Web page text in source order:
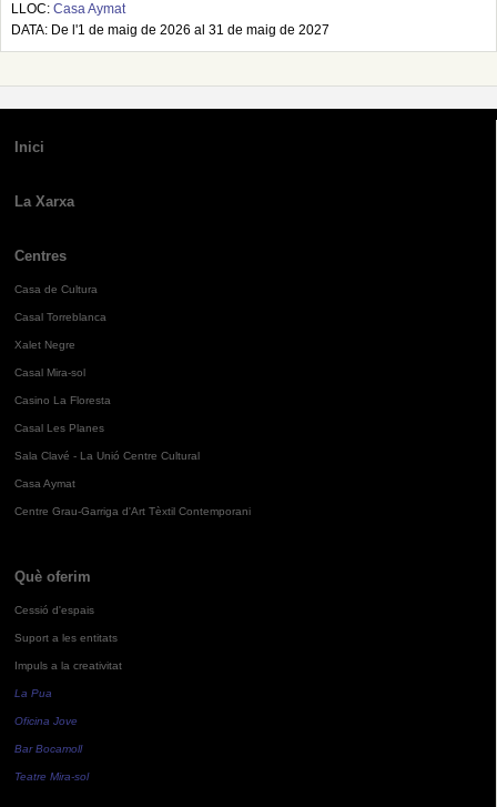
LLOC: Casa Aymat
DATA: De l'1 de maig de 2026 al 31 de maig de 2027
Inici
La Xarxa
Centres
Casa de Cultura
Casal Torreblanca
Xalet Negre
Casal Mira-sol
Casino La Floresta
Casal Les Planes
Sala Clavé - La Unió Centre Cultural
Casa Aymat
Centre Grau-Garriga d'Art Tèxtil Contemporani
Què oferim
Cessió d'espais
Suport a les entitats
Impuls a la creativitat
La Pua
Oficina Jove
Bar Bocamoll
Teatre Mira-sol